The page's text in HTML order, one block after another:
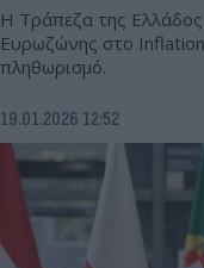
H Tράπεζα της
Ευρωζώνης στο
πληθωρισμό.
19.01.2026 12:52